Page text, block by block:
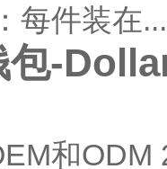
每件装在...
包-
和